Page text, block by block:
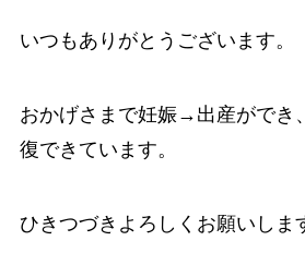
いつもありがとうございます。
おかげさまで妊娠→出産ができ
復できています。
ひきつづきよろしくお願いしま